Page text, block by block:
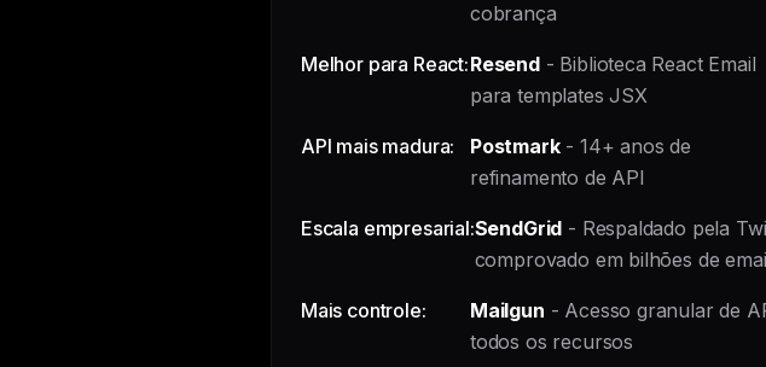
cobrança
Melhor para React:Resend- Biblioteca React Email
para templates JSX
API mais madura: Postmark- 14+ anos de
refinamento de API
Escala empresarial:SendGrid - Respaldado pela
comprovado em bilhões de
Mais controle: Mailgun - Acesso granular de
todos os recursos